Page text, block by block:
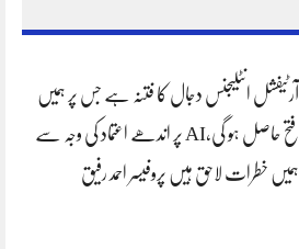
آرٹیفشل انٹلیجنس دجال کا فتنہ ہے جس پر ہمیں
فتح حاصل ہو گی،AI پر اندھے اعتماد کی وجہ سے
ہمیں خطرات لاحق ہیں پروفیسر احمد رفیق